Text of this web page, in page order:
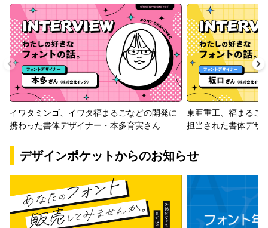
イワタミンゴ、イワタ福まるごなどの開発に
携わった書体デザイナー・本多育実さん
東亜重工、福まるご
担当された書体デザ
デザインポケットからのお知らせ